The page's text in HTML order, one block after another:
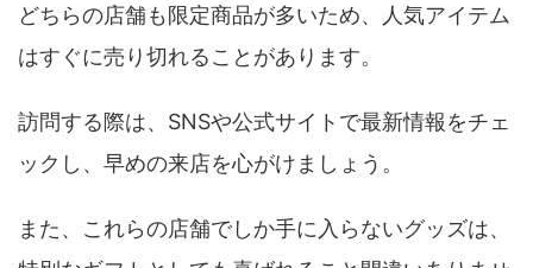
どちらの店舗も限定商品が多いため、人気アイテム
はすぐに売り切れることがあります。
訪問する際は、SNSや公式サイトで最新情報をチェ
ックし、早めの来店を心がけましょう。
また、これらの店舗でしか手に入らないグッズは、